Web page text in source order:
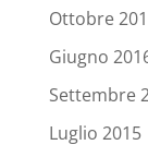
Ottobre
Giugno
Settembre
Luglio 2015